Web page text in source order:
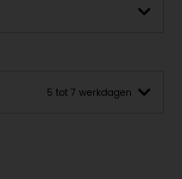
5 tot 7 werkdagen